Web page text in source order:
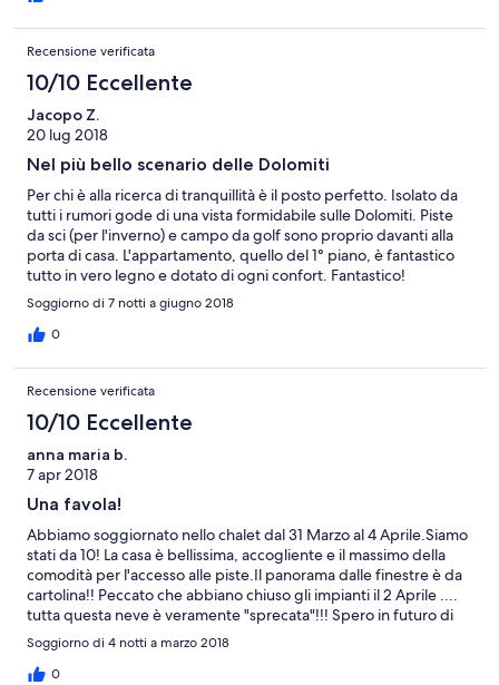
Recensione verificata
10/10 Eccellente
Jacopo Z.
20 lug 2018
Nel più bello scenario delle Dolomiti
Per chi è alla ricerca di tranquillità è il posto perfetto. Isolato da
tutti i rumori gode di una vista formidabile sulle Dolomiti. Piste
da sci (per l'inverno) e campo da golf sono proprio davanti alla
porta di casa. L'appartamento, quello del 1° piano, è fantastico
tutto in vero legno e dotato di ogni confort. Fantastico!
Esperienza da ripetere.
Soggiorno di 7 notti a giugno 2018
0
Recensione verificata
10/10 Eccellente
anna maria b.
7 apr 2018
Una favola!
Abbiamo soggiornato nello chalet dal 31 Marzo al 4 Aprile.Siamo
stati da 10! La casa è bellissima, accogliente e il massimo della
comodità per l'accesso alle piste.Il panorama dalle finestre è da
cartolina!! Peccato che abbiano chiuso gli impianti il 2 Aprile ....
tutta questa neve è veramente "sprecata"!!! Spero in futuro di
tornarci, magari anche nel periodo estivo! Anna Maria
Soggiorno di 4 notti a marzo 2018
0